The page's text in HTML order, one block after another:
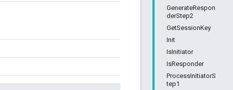
GenerateRespon
derStep2
GetSessionKey
Init
IsInitiator
IsResponder
ProcessInitiatorS
tep1